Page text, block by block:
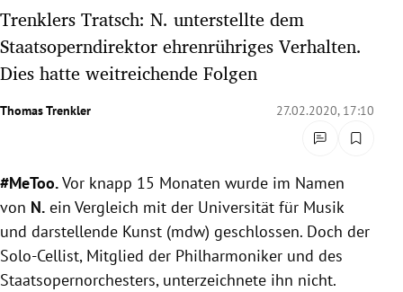
Untermenü
Untermenü
Untermenü
Trenklers Tratsch: N. unterstellte dem
Staatsoperndirektor ehrenrühriges Verhalten.
Dies hatte weitreichende Folgen
Thomas Trenkler 27.02.2020, 17:10
#MeToo.Vor knapp 15 Monaten wurde im Namen
von N. ein Vergleich mit der Universität für Musik
und darstellende Kunst (mdw) geschlossen. Doch der
Solo-Cellist, Mitglied der Philharmoniker und des
Staatsopernorchesters, unterzeichnete ihn nicht.